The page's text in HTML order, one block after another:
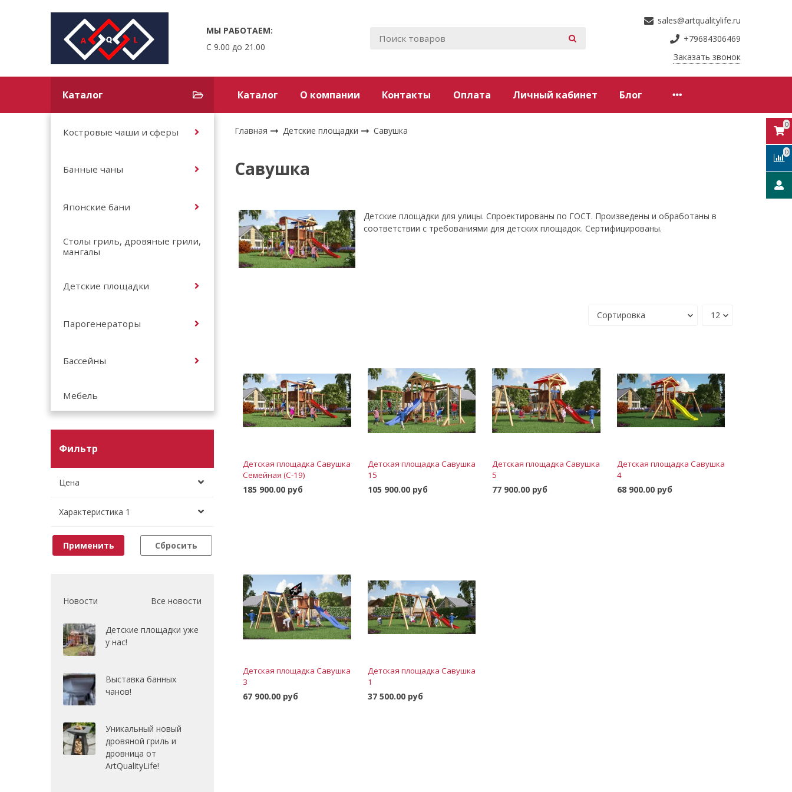
МЫ РАБОТАЕМ:
С 9.00 до 21.00
sales@artqualitylife.ru
+79684306469
Заказать звонок
Каталог Каталог О компании Контакты Оплата Личный кабинет Блог
Костровые чаши и сферы
Банные чаны
Японские бани
Столы гриль, дровяные грили,
мангалы
Детские площадки
Парогенераторы
Бассейны
Мебель
Фильтр
Цена
Характеристика 1
Применить Сбросить
Новости Все новости
Детские площадки уже
у нас!
Выставка банных
чанов!
Уникальный новый
дровяной гриль и
дровница от
ArtQualityLife!
Главная Детские площадки Савушка
Савушка
Детские площадки для улицы. Спроектированы по ГОСТ. Произведены и обработаны в
соответствии с требованиями для детских площадок. Сертифицированы.
Детская площадка Савушка
Семейная (С-19)
185 900.00 руб
Детская площадка Савушка
15
105 900.00 руб
Детская площадка Савушка
5
77 900.00 руб
Детская площадка Савушка
4
68 900.00 руб
Детская площадка Савушка
3
67 900.00 руб
Детская площадка Савушка
1
37 500.00 руб
0
0